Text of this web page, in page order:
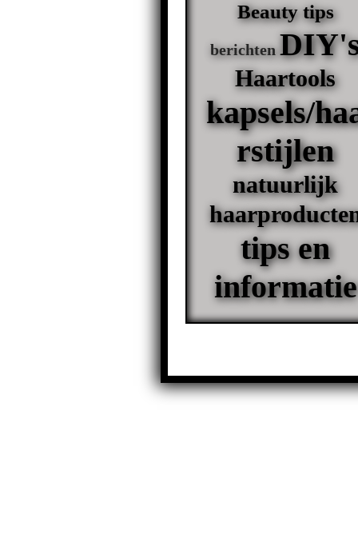
Beauty tips
berichten
Haartools
kapsels/
rstijlen
natuurlijk
tips en
informatie